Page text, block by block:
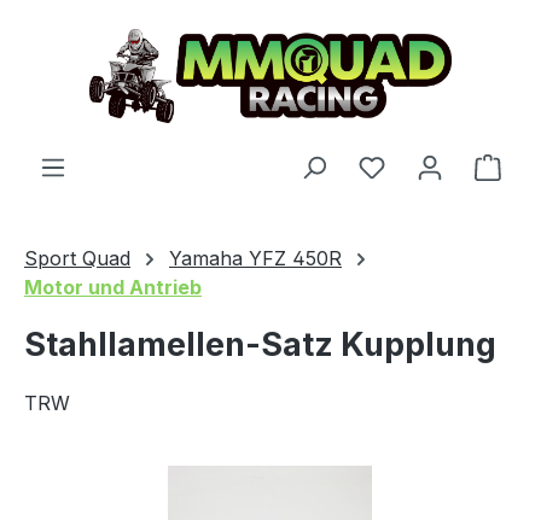
Zum Hauptinhalt springen
Du hast 0
Sport Quad
Yamaha YFZ 450R
Motor und Antrieb
Stahllamellen-Satz Kupplung
TRW